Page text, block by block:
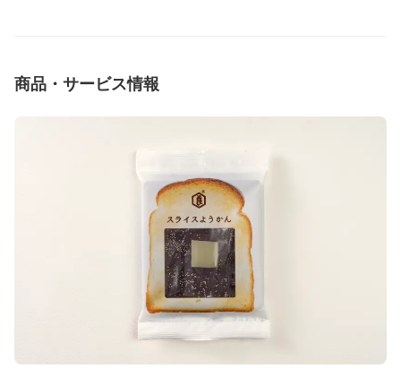
商品・サービス情報